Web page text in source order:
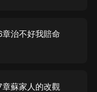
治不好我賠命
蘇家人的改觀